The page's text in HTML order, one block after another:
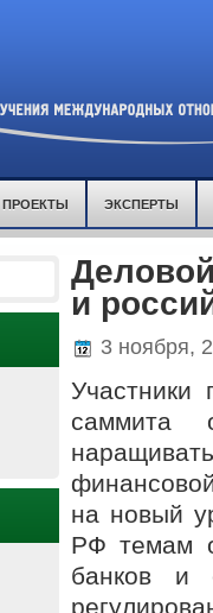
ПРОЕКТЫ ЭКСПЕРТЫ
и
3 ноября,
саммита
на новый
РФ темам
банков и